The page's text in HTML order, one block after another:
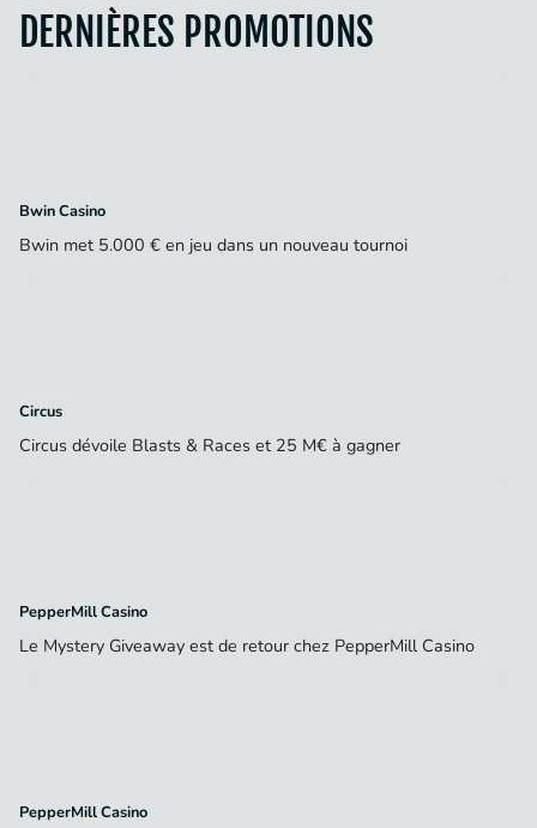
DERNIÈRES PROMOTIONS
Bwin Casino
Bwin met 5.000 € en jeu dans un nouveau tournoi
Circus
Circus dévoile Blasts & Races et 25 M€ à gagner
PepperMill Casino
Le Mystery Giveaway est de retour chez PepperMill Casino
PepperMill Casino